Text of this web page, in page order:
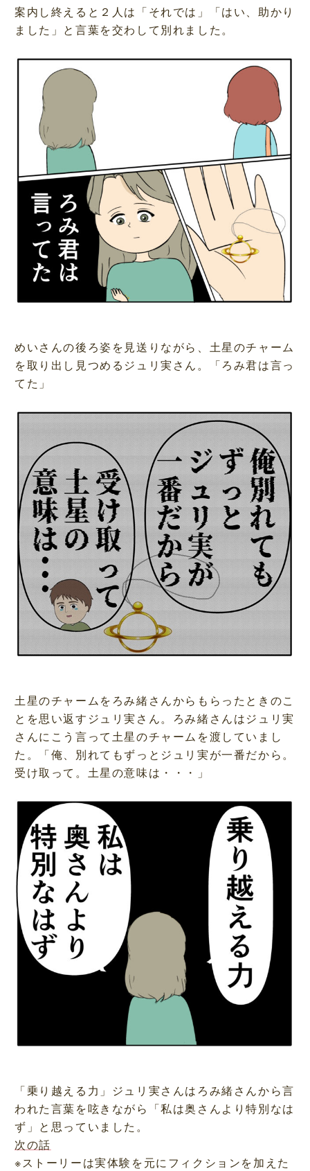
案内し終えると２人は「それでは」「はい、助かり
ました」と言葉を交わして別れました。
めいさんの後ろ姿を見送りながら、土星のチャーム
を取り出し見つめるジュリ実さん。「ろみ君は言っ
てた」
土星のチャームをろみ緒さんからもらったときのこ
とを思い返すジュリ実さん。ろみ緒さんはジュリ実
さんにこう言って土星のチャームを渡していまし
た。「俺、別れてもずっとジュリ実が一番だから。
受け取って。土星の意味は・・・」
「乗り越える力」ジュリ実さんはろみ緒さんから言
われた言葉を呟きながら「私は奥さんより特別なは
ず」と思っていました。
次の話
※ストーリーは実体験を元にフィクションを加えた